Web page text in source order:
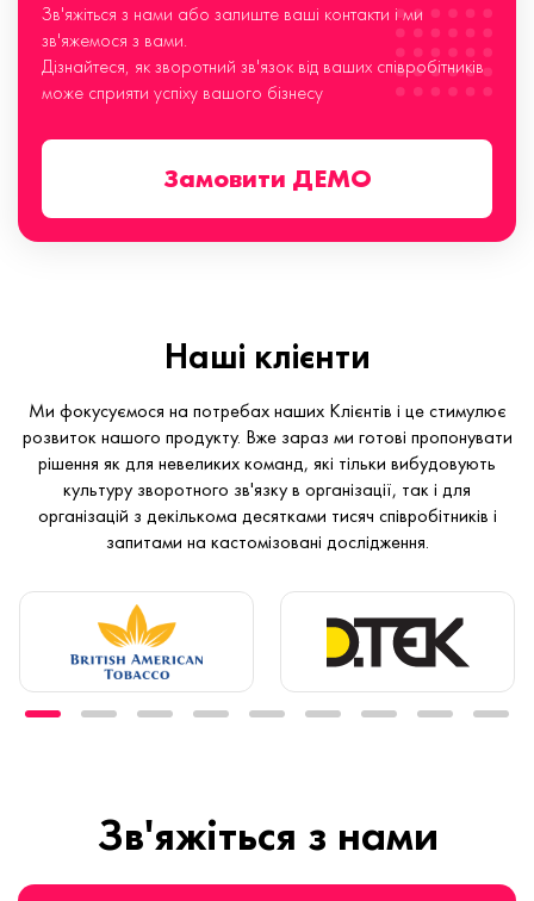
Зв'яжіться з нами або залиште ваші контакти і ми
зв'яжемося з вами.
Дізнайтеся, як зворотний зв'язок від ваших співробітників
може сприяти успіху вашого бізнесу
Замовити ДЕМО
Наші клієнти
Ми фокусуємося на потребах наших Клієнтів і це стимулює
розвиток нашого продукту. Вже зараз ми готові пропонувати
рішення як для невеликих команд, які тільки вибудовують
культуру зворотного зв'язку в організації, так і для
організацій з декількома десятками тисяч співробітників і
запитами на кастомізовані дослідження.
Зв'яжіться з нами